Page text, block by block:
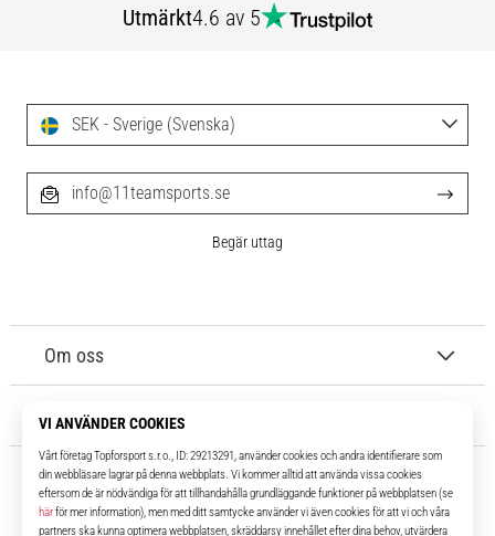
Utmärkt4.6 av 5
Om oss
Kundtjänst
SEK - Sverige (Svenska)
info@11teamsports.se
Begär uttag